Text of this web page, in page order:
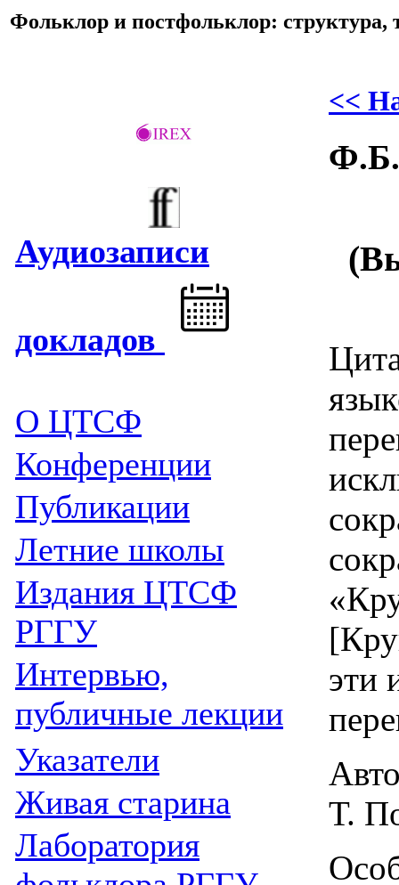
Фольклор и постфольклор: структура,
Аудиозаписи
докладов
О ЦТСФ
Конференции
Публикации
Летние школы
Издания ЦТСФ
РГГУ
Интервью,
публичные лекции
Указатели
Живая cтарина
Лаборатория
<<
Ф.Б.
эти
Т.